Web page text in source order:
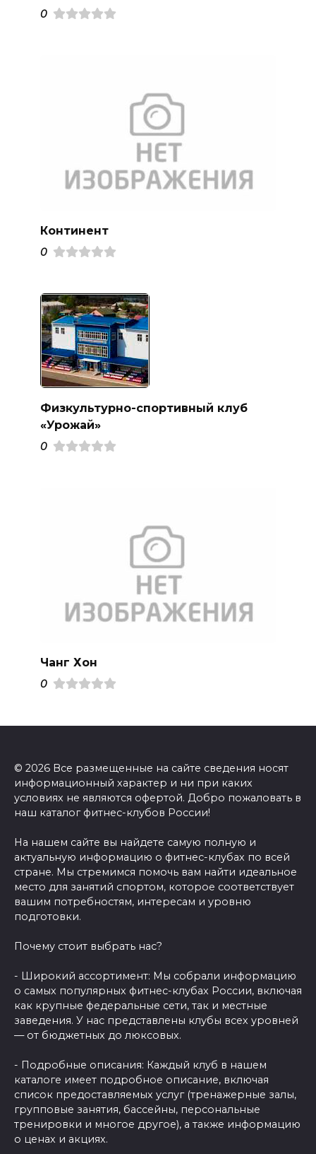
0
Континент
0
Физкультурно-спортивный клуб
«Урожай»
0
Чанг Хон
0
© 2026 Все размещенные на сайте сведения носят
информационный характер и ни при каких
условиях не являются офертой. Добро пожаловать в
наш каталог фитнес-клубов России!
На нашем сайте вы найдете самую полную и
актуальную информацию о фитнес-клубах по всей
стране. Мы стремимся помочь вам найти идеальное
место для занятий спортом, которое соответствует
вашим потребностям, интересам и уровню
подготовки.
Почему стоит выбрать нас?
- Широкий ассортимент: Мы собрали информацию
о самых популярных фитнес-клубах России, включая
как крупные федеральные сети, так и местные
заведения. У нас представлены клубы всех уровней
— от бюджетных до люксовых.
- Подробные описания: Каждый клуб в нашем
каталоге имеет подробное описание, включая
список предоставляемых услуг (тренажерные залы,
групповые занятия, бассейны, персональные
тренировки и многое другое), а также информацию
о ценах и акциях.